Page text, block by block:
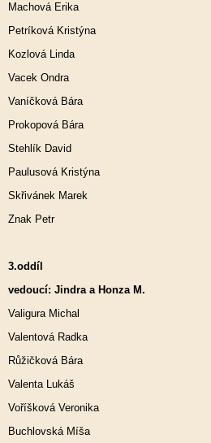
Machová Erika
Petríková Kristýna
Kozlová Linda
Vacek Ondra
Vaníčková Bára
Prokopová Bára
Stehlík David
Paulusová Kristýna
Skřivánek Marek
Znak Petr
3.oddíl
vedoucí: Jindra a Honza M.
Valigura Michal
Valentová Radka
Růžičková Bára
Valenta Lukáš
Voříšková Veronika
Buchlovská Míša